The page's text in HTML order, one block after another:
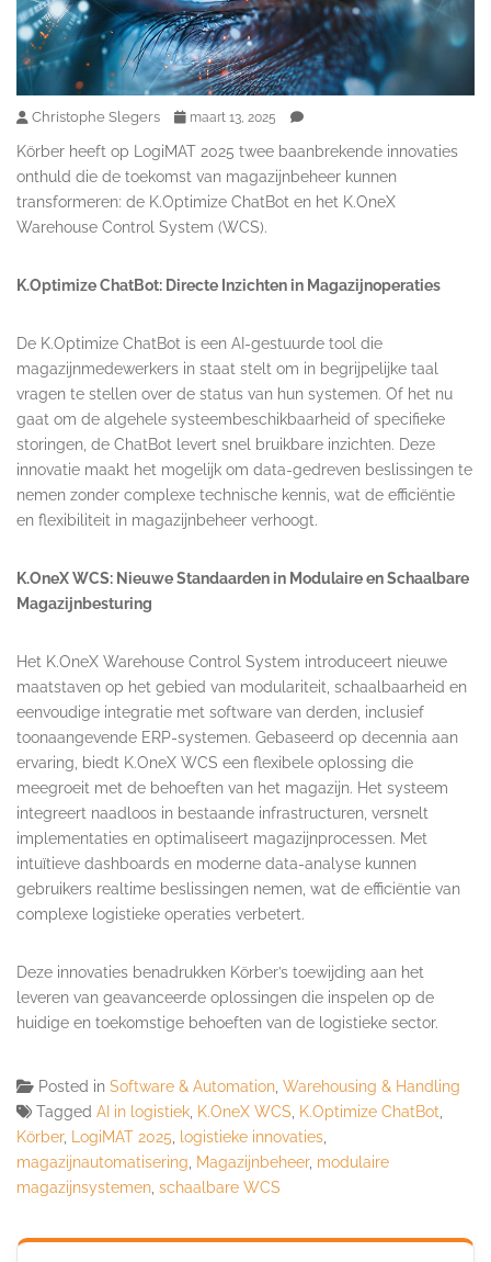
Christophe Slegers maart 13, 2025
Körber heeft op LogiMAT 2025 twee baanbrekende innovaties
onthuld die de toekomst van magazijnbeheer kunnen
transformeren: de K.Optimize ChatBot en het K.OneX
Warehouse Control System (WCS).
K.Optimize ChatBot: Directe Inzichten in Magazijnoperaties
De K.Optimize ChatBot is een AI-gestuurde tool die
magazijnmedewerkers in staat stelt om in begrijpelijke taal
vragen te stellen over de status van hun systemen. Of het nu
gaat om de algehele systeembeschikbaarheid of specifieke
storingen, de ChatBot levert snel bruikbare inzichten. Deze
innovatie maakt het mogelijk om data-gedreven beslissingen te
nemen zonder complexe technische kennis, wat de efficiëntie
en flexibiliteit in magazijnbeheer verhoogt.
K.OneX WCS: Nieuwe Standaarden in Modulaire en Schaalbare
Magazijnbesturing
Het K.OneX Warehouse Control System introduceert nieuwe
maatstaven op het gebied van modulariteit, schaalbaarheid en
eenvoudige integratie met software van derden, inclusief
toonaangevende ERP-systemen. Gebaseerd op decennia aan
ervaring, biedt K.OneX WCS een flexibele oplossing die
meegroeit met de behoeften van het magazijn. Het systeem
integreert naadloos in bestaande infrastructuren, versnelt
implementaties en optimaliseert magazijnprocessen. Met
intuïtieve dashboards en moderne data-analyse kunnen
gebruikers realtime beslissingen nemen, wat de efficiëntie van
complexe logistieke operaties verbetert.
Deze innovaties benadrukken Körber’s toewijding aan het
leveren van geavanceerde oplossingen die inspelen op de
huidige en toekomstige behoeften van de logistieke sector.
Posted in Software & Automation Warehousing & Handling
Tagged AI in logistiek K.OneX WCS K.Optimize ChatBot
Körber, LogiMAT 2025 logistieke innovaties
magazijnautomatisering
Magazijnbeheer, modulaire
magazijnsystemen schaalbare WCS